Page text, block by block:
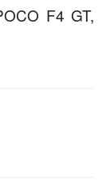
F4 GT,